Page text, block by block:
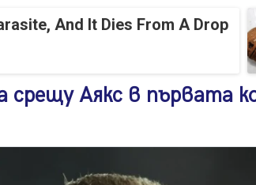
And It Dies From A Drop
срещу Аякс в първата